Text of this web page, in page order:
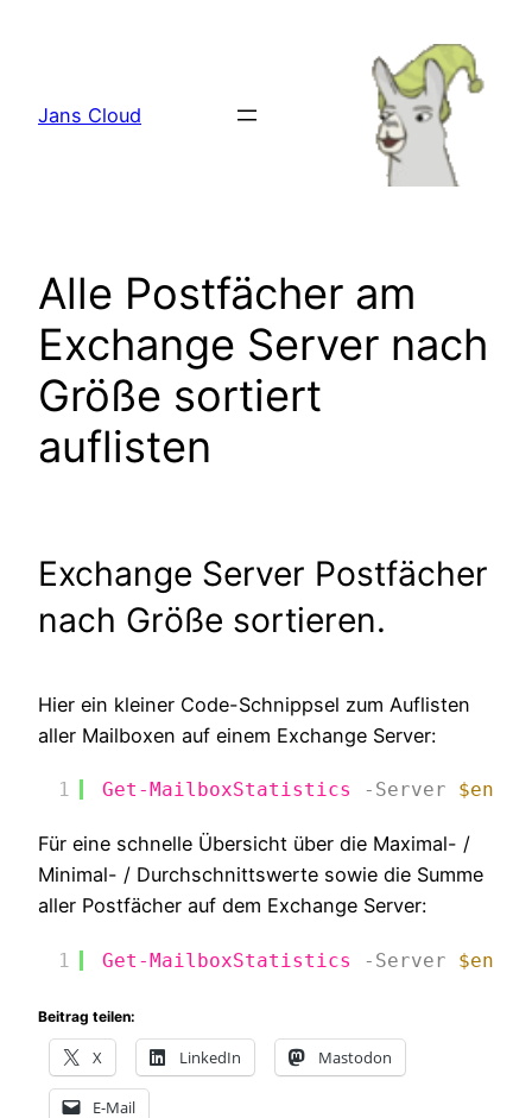
Jans Cloud
Alle Postfächer am
Exchange Server nach
Größe sortiert
auflisten
Exchange Server Postfächer
nach Größe sortieren.
Hier ein kleiner Code-Schnippsel zum Auflisten
aller Mailboxen auf einem Exchange Server:
1 Get-MailboxStatistics -Server
Für eine schnelle Übersicht über die Maximal- /
Minimal- / Durchschnittswerte sowie die Summe
aller Postfächer auf dem Exchange Server:
1 Get-MailboxStatistics -Server
Beitrag teilen:
X LinkedIn Mastodon
E-Mail